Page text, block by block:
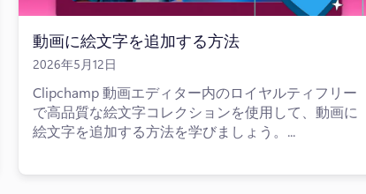
動画に絵文字を追加する方法
2026年5月12日
Clipchamp 動画エディター内のロイヤルティフリー
で高品質な絵文字コレクションを使用して、動画に
絵文字を追加する方法を学びましょう。...